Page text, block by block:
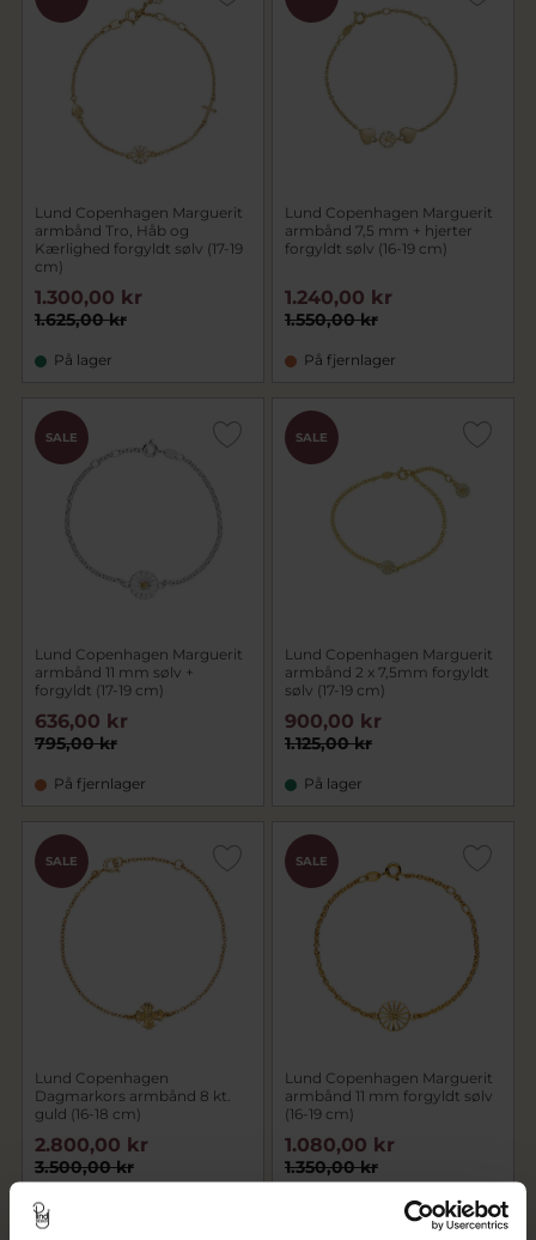
Lund Copenhagen Marguerit
armbånd Tro, Håb og
Kærlighed forgyldt sølv (17-19
cm)
1.625,00 kr
1.300,00 kr
På lager
Lund Copenhagen Marguerit
armbånd 7,5 mm + hjerter
forgyldt sølv (16-19 cm)
1.550,00 kr
1.240,00 kr
På fjernlager
SALE
Lund Copenhagen Marguerit
armbånd 11 mm sølv +
forgyldt (17-19 cm)
795,00 kr
636,00 kr
På fjernlager
SALE
Lund Copenhagen Marguerit
armbånd 2 x 7,5mm forgyldt
sølv (17-19 cm)
1.125,00 kr
900,00 kr
På lager
SALE
Lund Copenhagen
Dagmarkors armbånd 8 kt.
guld (16-18 cm)
3.500,00 kr
2.800,00 kr
SALE
Lund Copenhagen Marguerit
armbånd 11 mm forgyldt sølv
(16-19 cm)
1.350,00 kr
1.080,00 kr